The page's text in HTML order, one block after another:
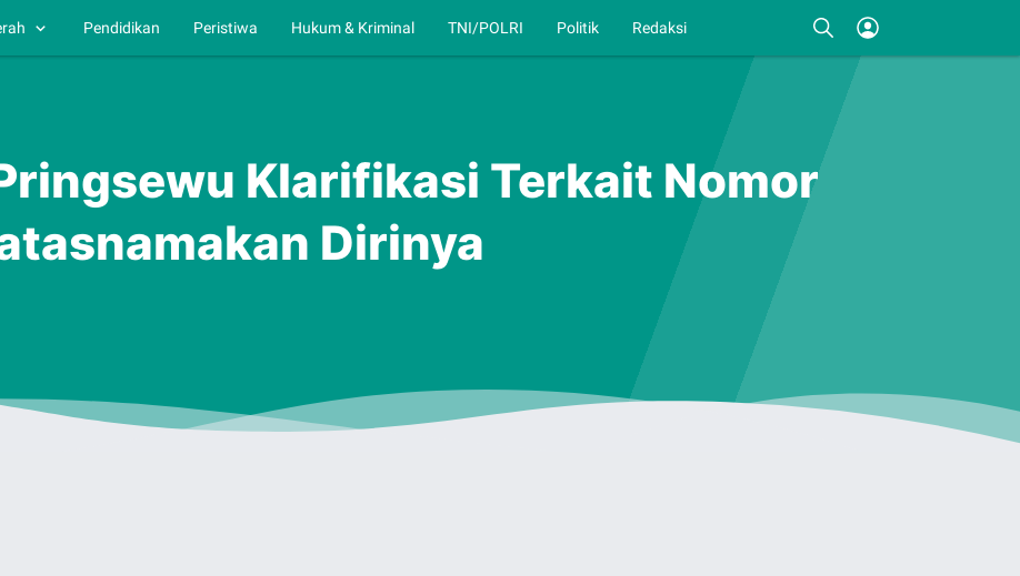
Pendidikan Peristiwa Hukum & Kriminal TNI/POLRI Politik Redaksi
Klarifikasi Terkait Nomor
Dirinya